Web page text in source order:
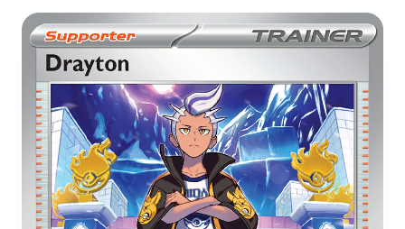
Aktueller Marktpreis
€0,14
Normal